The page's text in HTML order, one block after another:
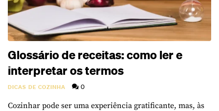
Glossário de receitas: como ler e
interpretar os termos
DICAS DE COZINHA 0
Cozinhar pode ser uma experiência gratificante, mas, às